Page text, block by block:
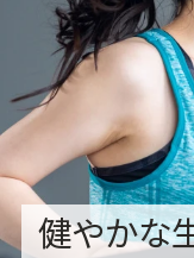
健やかな